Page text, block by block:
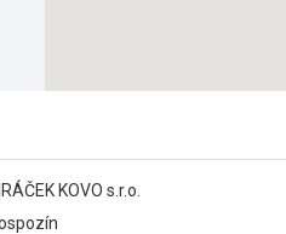
KOVO s.r.o.